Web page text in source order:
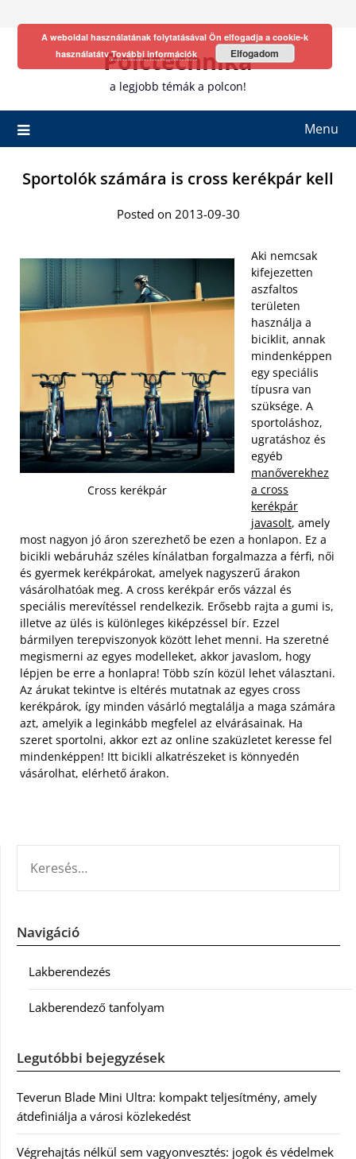
Polctechnika
a legjobb témák a polcon!
Menu
Sportolók számára is cross kerékpár kell
Posted on 2013-09-30
Cross kerékpár
Aki nemcsak
kifejezetten
aszfaltos
területen
használja a
biciklit, annak
mindenképpen
egy speciális
típusra van
szüksége. A
sportoláshoz,
ugratáshoz és
egyéb
manőverekhez
a cross
kerékpár
javasolt, amely
most nagyon jó áron szerezhető be ezen a honlapon. Ez a
bicikli webáruház széles kínálatban forgalmazza a férfi, női
és gyermek kerékpárokat, amelyek nagyszerű árakon
vásárolhatóak meg. A cross kerékpár erős vázzal és
speciális merevítéssel rendelkezik. Erősebb rajta a gumi is,
illetve az ülés is különleges kiképzéssel bír. Ezzel
bármilyen terepviszonyok között lehet menni. Ha szeretné
megismerni az egyes modelleket, akkor javaslom, hogy
lépjen be erre a honlapra! Több szín közül lehet választani.
Az árukat tekintve is eltérés mutatnak az egyes cross
kerékpárok, így minden vásárló megtalálja a maga számára
azt, amelyik a leginkább megfelel az elvárásainak. Ha
szeret sportolni, akkor ezt az online szaküzletet keresse fel
mindenképpen! Itt bicikli alkatrészeket is könnyedén
vásárolhat, elérhető árakon.
Navigáció
Lakberendezés
Lakberendező tanfolyam
Legutóbbi bejegyzések
Teverun Blade Mini Ultra: kompakt teljesítmény, amely
átdefiniálja a városi közlekedést
Végrehajtás nélkül sem vagyonvesztés: jogok és védelmek
A weboldal használatának folytatásával Ön elfogadja a cookie-k
használatátvTovábbi információk Elfogadom